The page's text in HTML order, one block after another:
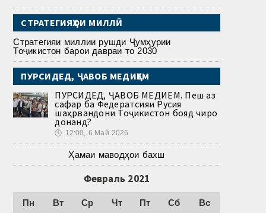
СТРАТЕГИЯҲОИ МИЛЛӢ
Стратегияи миллии рушди Ҷумҳурии
Тоҷикистон барои давраи то 2030
ПУРСИДЕД, ҶАВОБ МЕДИҲЕМ
ПУРСИДЕД, ҶАВОБ МЕДИҲЕМ. Пеш аз
сафар ба Федератсияи Русия
шаҳрвандони Тоҷикистон бояд чиро
донанд?
🕔 12:00, 6.Май 2026
Ҳамаи маводҳои бахш
Февраль 2021
Пн Вт Ср Чт Пт Сб Вс